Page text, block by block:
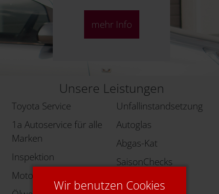
mehr Info
Unsere Leistungen
Toyota Service
1a Autoservice für alle
Marken
Inspektion
Motordiagnose
Unfallinstandsetzung
Autoglas
Abgas-Kat
SaisonChecks
Komfortzubehör
Wir benutzen Cookies